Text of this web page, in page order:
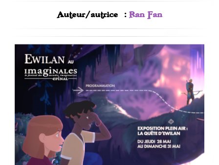
Auteur/autrice :Ran Fan